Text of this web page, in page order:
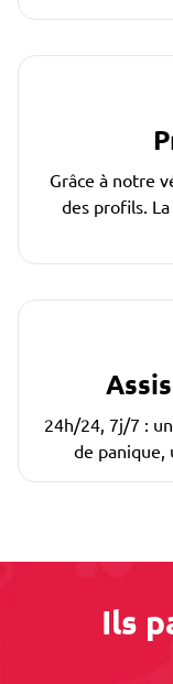
Grâce à notre
des profils.
24h/24, 7j/7 :
de panique,
Ils